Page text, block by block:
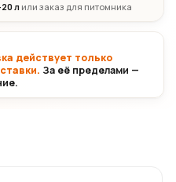
л или заказ для питомника
действует только
За её пределами —